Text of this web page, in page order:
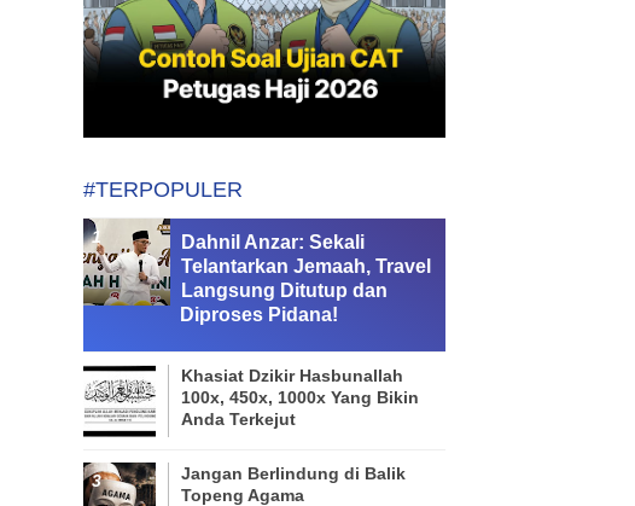
#TERPOPULER
Dahnil Anzar: Sekali
Telantarkan Jemaah, Travel
Langsung Ditutup dan
Diproses Pidana!
Khasiat Dzikir Hasbunallah
100x, 450x, 1000x Yang Bikin
Anda Terkejut
Jangan Berlindung di Balik
Topeng Agama